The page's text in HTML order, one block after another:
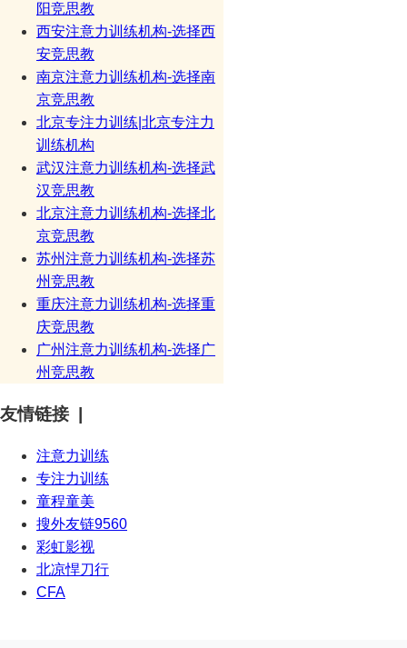
阳竞思教
西安注意力训练机构-选择西
安竞思教
南京注意力训练机构-选择南
京竞思教
北京专注力训练|北京专注力
训练机构
武汉注意力训练机构-选择武
汉竞思教
北京注意力训练机构-选择北
京竞思教
苏州注意力训练机构-选择苏
州竞思教
重庆注意力训练机构-选择重
庆竞思教
广州注意力训练机构-选择广
州竞思教
友情链接 |
注意力训练
专注力训练
童程童美
搜外友链9560
彩虹影视
北凉悍刀行
CFA